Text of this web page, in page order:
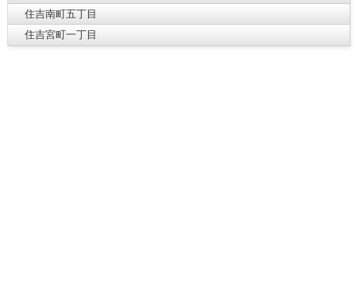
住吉南町五丁目
住吉宮町一丁目